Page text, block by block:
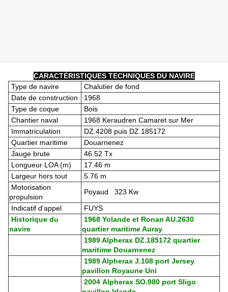
CARACTÉRISTIQUES TECHNIQUES DU NAVIRE
Type de navire
Chalutier de fond
Date de construction
1968
Type de coque
Bois
Chantier naval
1968 Keraudren Camaret sur Mer
Immatriculation
DZ.4208 puis DZ.185172
Quartier maritime
Douarnenez
Jauge brute
46.52 Tx
Longueur LOA (m)
17.46 m
Largeur hors tout
5.76 m
Motorisation
propulsion
Poyaud 323 Kw
Indicatif d'appel
FUYS
Historique du
navire
1968 Yolande et Ronan AU.2630
quartier maritime Auray
1989 Alpherax DZ.185172 quartier
maritime Douarnenez
1989 Alpherax J.108 port Jersey
pavillon Royaune Uni
2004 Alpherax SO.980 port Sligo